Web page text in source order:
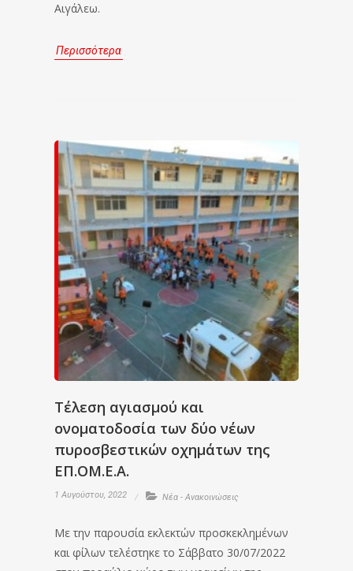
Αιγάλεω.
Περισσότερα
Τέλεση αγιασμού και
ονοματοδοσία των δύο νέων
πυροσβεστικών οχημάτων της
ΕΠ.ΟΜ.Ε.Α.
1 Αυγούστου, 2022 Νέα - Ανακοινώσεις
Με την παρουσία εκλεκτών προσκεκλημένων
και φίλων τελέστηκε το Σάββατο 30/07/2022